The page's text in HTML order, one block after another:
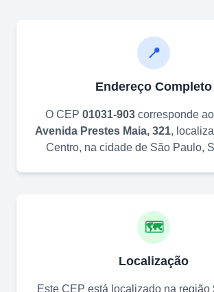
📍
Endereço Completo
O CEP 01031-903corresponde
Avenida Prestes Maia, 321,
Centro, na cidade de São Paulo,
🗺️
Localização
Este CEP está localizado na região